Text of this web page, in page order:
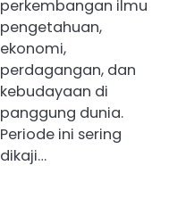
perkembangan ilmu
pengetahuan,
ekonomi,
perdagangan, dan
kebudayaan di
panggung dunia.
Periode ini sering
dikaji…